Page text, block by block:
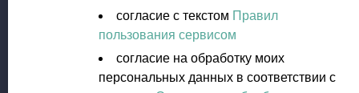
согласие с текстом Правил
пользования сервисом
согласие на обработку моих
персональных данных в соответствии с